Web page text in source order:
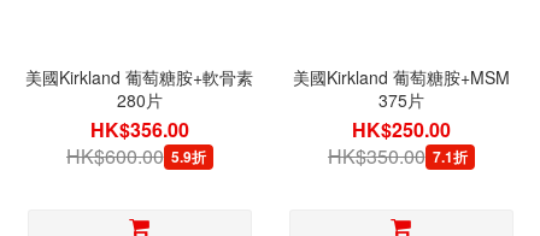
美國Kirkland 葡萄糖胺+軟骨素
280片
HK$356.00
HK$600.00 5.9折
美國Kirkland 葡萄糖胺+MSM
375片
HK$250.00
HK$350.00 7.1折